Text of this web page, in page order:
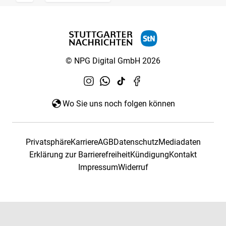
© NPG Digital GmbH 2026
Wo Sie uns noch folgen können
PrivatsphäreKarriereAGBDatenschutzMediadaten
Erklärung zur BarrierefreiheitKündigungKontakt
ImpressumWiderruf